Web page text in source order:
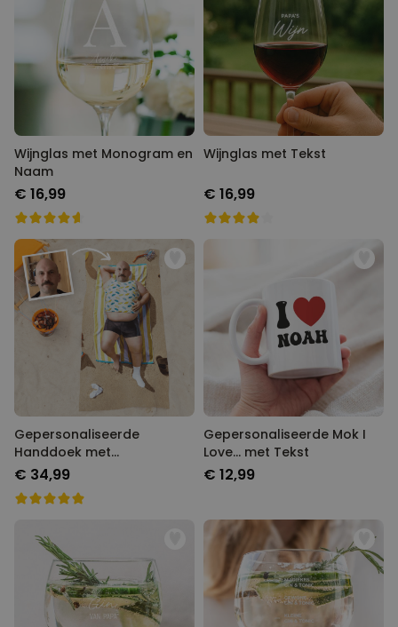
Wijnglas met Monogram en
Naam
€ 16,99
Wijnglas met Tekst
€ 16,99
Gepersonaliseerde
Handdoek met
Droomlichaam
€ 34,99
Gepersonaliseerde Mok I
Love... met Tekst
€ 12,99